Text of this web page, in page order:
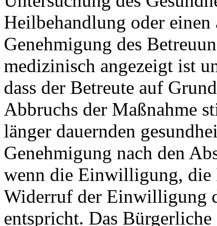
Heilbehandlung oder
Genehmigung des
medizinisch angezeigt ist
dass der Betreute auf
Abbruchs der Maßnahme
länger dauernden
Genehmigung nach den
wenn die Einwilligung,
Widerruf der Einwilligung
entspricht. Das